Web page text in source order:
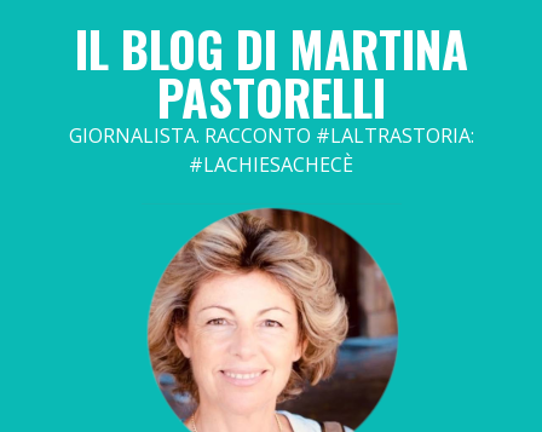
IL BLOG DI MARTINA
PASTORELLI
GIORNALISTA. RACCONTO #LALTRASTORIA:
#LACHIESACHECÈ